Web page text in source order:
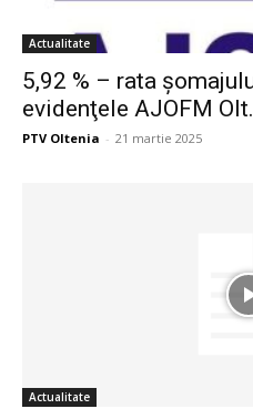
Actualitate
5,92 % – rata
evidenţele AJOFM
PTV Oltenia - 21 martie 2025
Actualitate